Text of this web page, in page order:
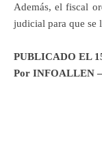
Además, el fiscal
judicial para que se
PUBLICADO EL
Por INFOALLEN